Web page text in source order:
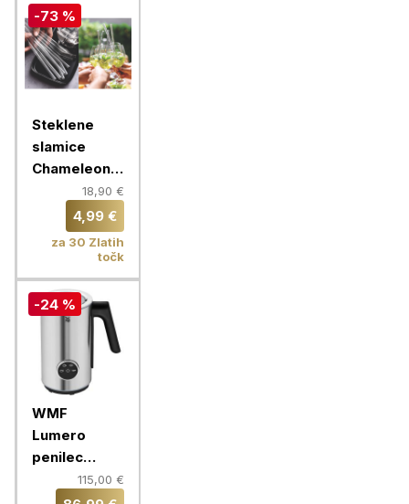
-73 %
Steklene
slamice
Chameleon,
16 slamic, 9
18,90 €
4,99 €
za 30 Zlatih
točk
-24 %
WMF
Lumero
penilec
115,00 €